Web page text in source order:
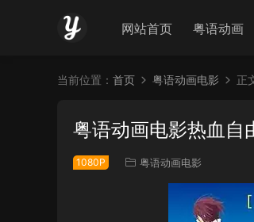
网站首页 粤语动画
当前位置： 首页 粤语动画电影 正
粤语动画电影热血自
1080P 粤语动画电影